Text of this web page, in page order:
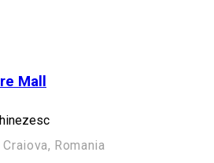
Mall
Romania